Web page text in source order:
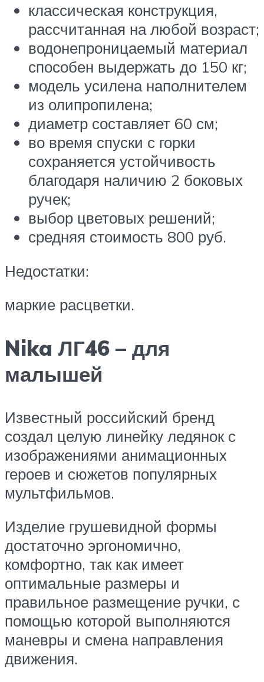
классическая конструкция,
рассчитанная на любой возраст;
водонепроницаемый материал
способен выдержать до 150 кг;
модель усилена наполнителем
из олипропилена;
диаметр составляет 60 см;
во время спуски с горки
сохраняется устойчивость
благодаря наличию 2 боковых
ручек;
выбор цветовых решений;
средняя стоимость 800 руб.
Недостатки:
маркие расцветки.
Nika ЛГ46 – для
малышей
Известный российский бренд
создал целую линейку ледянок с
изображениями анимационных
героев и сюжетов популярных
мультфильмов.
Изделие грушевидной формы
достаточно эргономично,
комфортно, так как имеет
оптимальные размеры и
правильное размещение ручки, с
помощью которой выполняются
маневры и смена направления
движения.